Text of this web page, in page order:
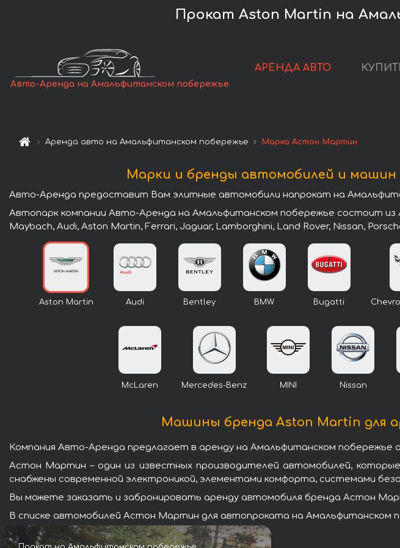
Прокат Aston Martin на
Авто-Аренда на Амальфитанском побережье
АРЕНДА АВТО
Аренда авто на Амальфитанском побережье Марка Астон Мартин
Марки и бренды автомобилей и машин
Авто-Аренда предоставит Вам элитные автомобили напрокат на
Автопарк компании Авто-Аренда на Амальфитанском побережье состоит из
Maybach, Audi, Aston Martin, Ferrari, Jaguar, Lamborghini, Land Rover, Nissan,
Aston Martin Audi Bentley BMW Bugatti
McLaren Mercedes-Benz MINI Nissan
Машины бренда Aston Martin для
Компания Авто-Аренда предлагает в аренду на Амальфитанском
Астон Мартин – один из известных производителей автомобилей,
снабжены современной электроникой, элементами комфорта, системами
Вы можете заказать и забронировать аренду автомобиля бренда Астон
В списке автомобилей Астон Мартин для автопроката на Амальфитанском